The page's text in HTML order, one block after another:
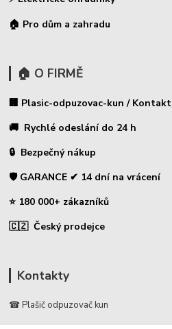
🏠 Pro dům a zahradu
🏠 O FIRMĚ
🏢 Plasic-odpuzovac-kun / Kontakt
🚚 Rychlé odeslání do 24 h
🔒 Bezpečný nákup
🛡️ GARANCE ✔ 14 dní na vrácení
⭐ 180 000+ zákazníků
🇨🇿 Český prodejce
Kontakty
☎ Plašič odpuzovač kun